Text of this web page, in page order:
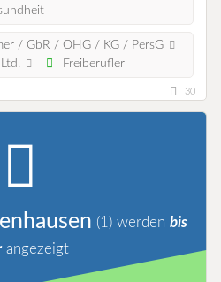
/ GbR / OHG / KG / PersG
Freiberufler
30
(1)werden bis
angezeigt